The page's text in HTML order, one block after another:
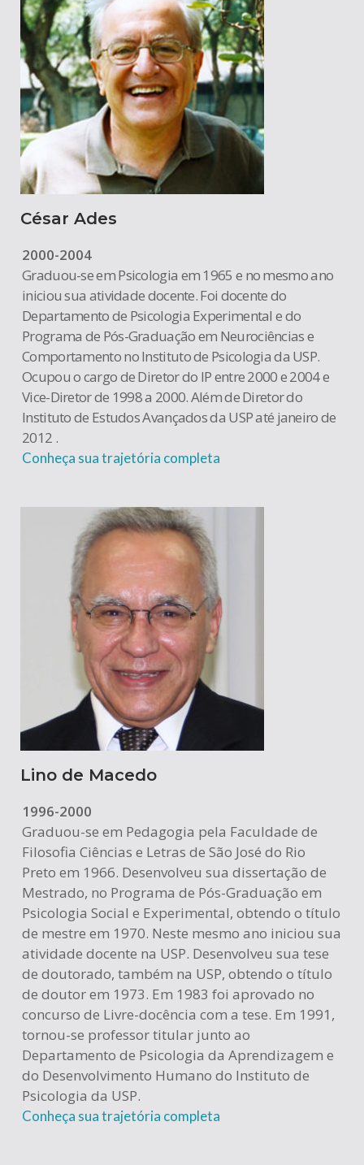
César Ades
2000-2004
Graduou-se em Psicologia em 1965 e no mesmoano
iniciou sua atividade docente. Foi docente do
Departamento de Psicologia Experimental e do
Programa de Pós-Graduação em Neurociências e
Comportamento no Instituto de Psicologia da USP.
Ocupou o cargo de Diretor do IP entre 2000 e 2004 e
Vice-Diretor de 1998 a 2000. Além de Diretor do
Instituto de Estudos Avançados da USP até janeiro de
2012 .
Conheça sua trajetória completa
Lino de Macedo
1996-2000
Graduou-se em Pedagogia pela Faculdade de
Filosofia Ciências e Letras de São José do Rio
Preto em 1966. Desenvolveu sua dissertação de
Mestrado, no Programa de Pós-Graduação em
Psicologia Social e Experimental, obtendo o título
de mestre em 1970. Neste mesmo ano iniciou sua
atividade docente na USP. Desenvolveu sua tese
de doutorado, também na USP, obtendo o título
de doutor em 1973. Em 1983 foi aprovado no
concurso de Livre-docência com a tese. Em 1991,
tornou-se professor titular junto ao
Departamento de Psicologia da Aprendizagem e
do Desenvolvimento Humano do Instituto de
Psicologia da USP.
Conheça sua trajetória completa